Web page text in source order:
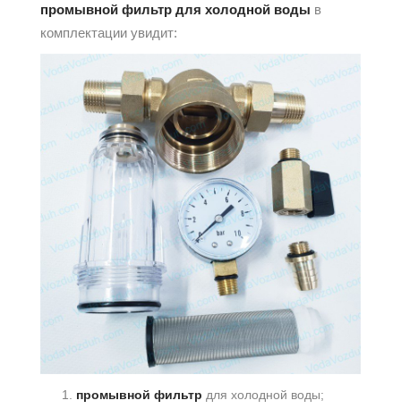
промывной фильтр для холодной воды в
комплектации увидит:
промывной фильтр для холодной воды;